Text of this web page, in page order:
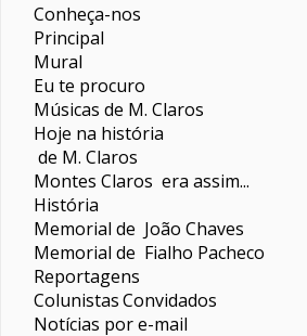
Conheça-nos
Principal
Mural
Eu te procuro
Músicas de M. Claros
Hoje na história
de M. Claros
Montes Claros era assim...
História
Memorial de João Chaves
Memorial de Fialho Pacheco
Reportagens
ColunistasConvidados
Notícias por e-mail